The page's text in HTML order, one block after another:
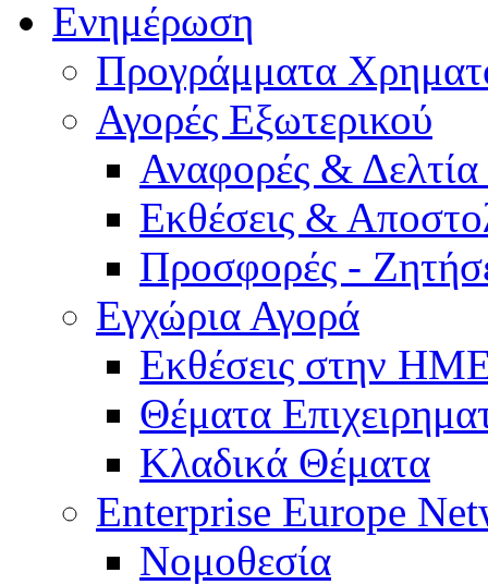
Ενημέρωση
Προγράμματα
Αγορές Εξωτερικού
Αναφορές &
Εκθέσεις &
Προσφορές -
Εγχώρια Αγορά
Εκθέσεις στην
Θέματα
Κλαδικά Θέματα
Enterprise Europe
Νομοθεσία